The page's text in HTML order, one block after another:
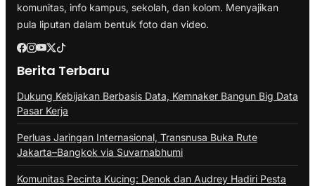
komunitas, info kampus, sekolah, dan kolom. Menyajikan
pula liputan dalam bentuk foto dan video.
Berita Terbaru
Dukung Kebijakan Berbasis Data, Kemnaker Bangun Big Data
Pasar Kerja
Perluas Jaringan Internasional, Transnusa Buka Rute
Jakarta–Bangkok via Suvarnabhumi
Komunitas Pecinta Kucing: Denok dan Audrey Hadiri Pesta